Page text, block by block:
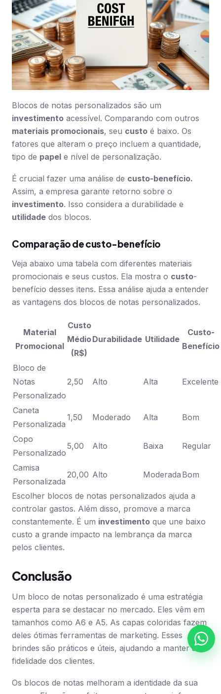
Blocos de notas personalizados são um
investimento acessível. Comparando com outros
materiais promocionais, seu custo é baixo. Os
fatores que alteram o preço incluem a quantidade,
tipo de papel e nível de personalização.
É crucial fazer uma análise de custo-benefício.
Assim, a empresa garante retorno sobre o
investimento. Isso considera a durabilidade e
utilidade dos blocos.
Comparação de custo-benefício
Veja abaixo uma tabela com diferentes materiais
promocionais e seus custos. Ela mostra o custo-
benefício desses itens. Essa análise ajuda a entender
as vantagens dos blocos de notas personalizados.
Material
Promocional
Custo
Médio
(R$)
Durabilidade Utilidade
Custo-
Benefício
Bloco de
Notas
Personalizado
2,50 Alto Alta Excelente
Caneta
Personalizada
1,50 Moderado Alta Bom
Copo
Personalizado
5,00 Alto Baixa Regular
Camisa
Personalizada
20,00 Alto Moderada Bom
Escolher blocos de notas personalizados ajuda a
controlar gastos. Além disso, promove a marca
constantemente. É um investimento que une baixo
custo a grande impacto na lembrança da marca
pelos clientes.
Conclusão
Um bloco de notas personalizado é uma estratégia
esperta para se destacar no mercado. Eles vêm em
tamanhos como A6 e A5. As capas coloridas fazem
deles ótimas ferramentas de marketing. Esses
brindes são práticos e úteis, ajudando a manter a
fidelidade dos clientes.
Os blocos de notas melhoram a identidade da sua